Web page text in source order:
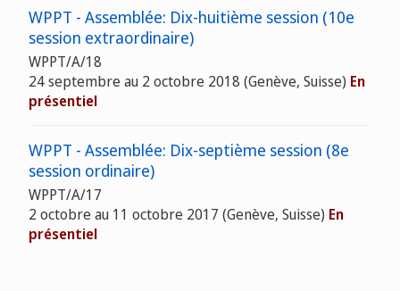
WPPT - Assemblée: Dix-huitième session (10e
session extraordinaire)
WPPT/A/18
24 septembre au 2 octobre 2018 (Genève, Suisse) En
présentiel
WPPT - Assemblée: Dix-septième session (8e
session ordinaire)
WPPT/A/17
2 octobre au 11 octobre 2017 (Genève, Suisse) En
présentiel